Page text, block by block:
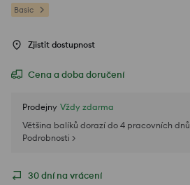
Basic
Zjistit dostupnost
Cena a doba doručení
Prodejny Vždy zdarma
Většina balíků dorazí do 4 pracovních dnů
Podrobnosti >
30 dní na vrácení